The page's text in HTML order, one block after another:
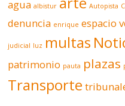
agua albistur Autopista
denuncia enrique espacio
judicial luz multas
patrimonio pauta plazas
Transporte